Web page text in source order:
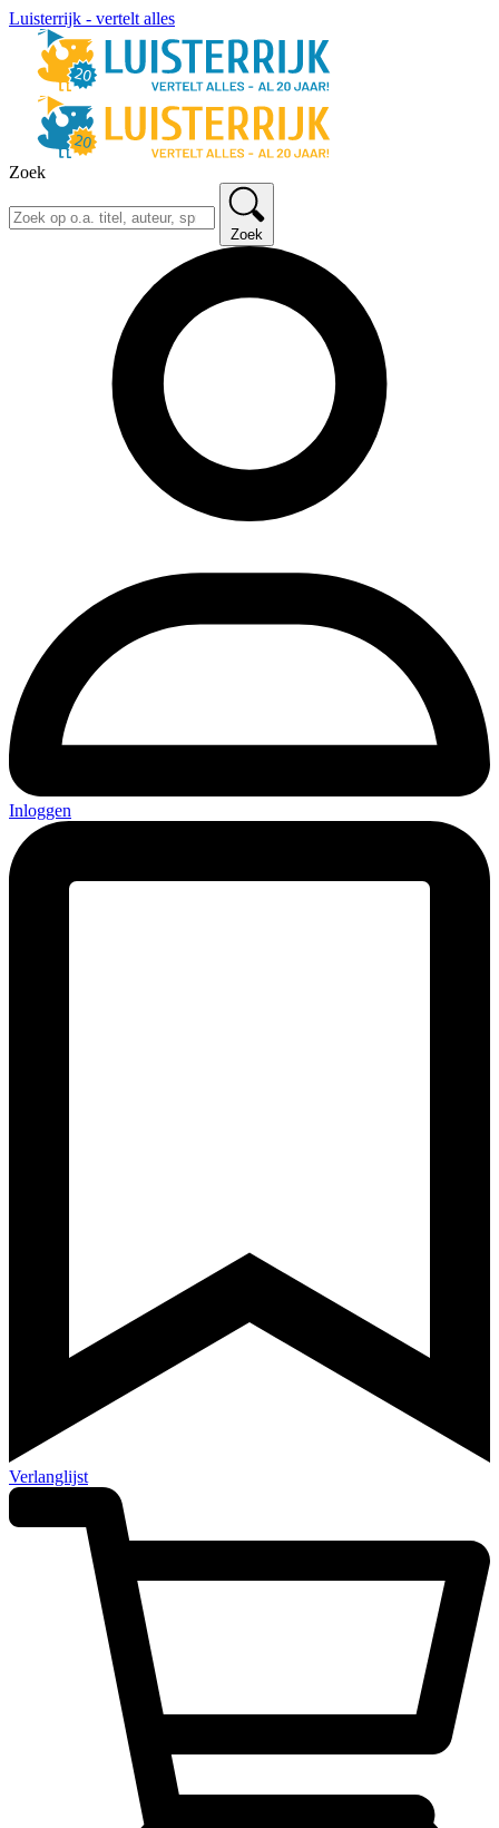
Luisterrijk - vertelt alles
Zoek
Zoek
Inloggen
Verlanglijst